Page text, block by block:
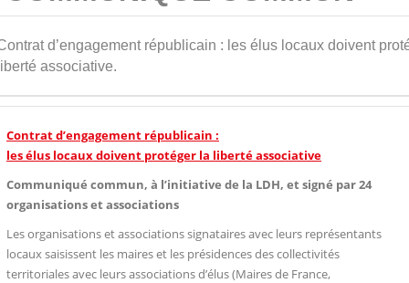
d’engagement républicain : les élus locaux doivent
associative.
Contrat d’engagement républicain :
les élus locaux doivent protéger la liberté associative
Communiqué commun, à l’initiative de la LDH, et signé par 24
organisations et associations
Les organisations et associations signataires avec leurs représentants
locaux saisissent les maires et les présidences des collectivités
territoriales avec leurs associations d’élus (Maires de France,